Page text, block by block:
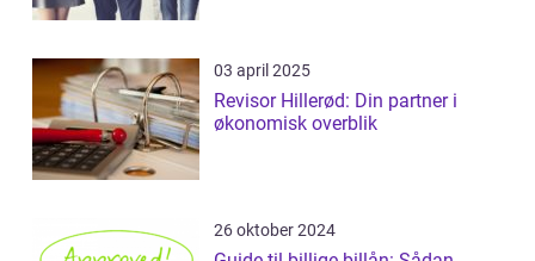
03 april 2025
Revisor Hillerød: Din partner i
økonomisk overblik
26 oktober 2024